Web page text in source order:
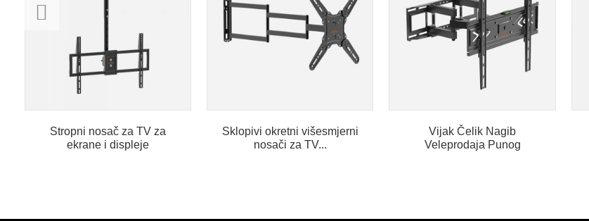
Stropni nosač za TV za
ekrane i displeje
Sklopivi okretni višesmjerni
nosači za TV...
Vijak Čelik Nagib
Veleprodaja Punog